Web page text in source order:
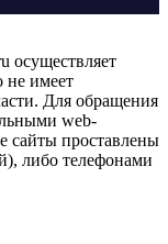
осуществляет
имеет
Для обращения
web-
сайты проставлены
либо телефонами